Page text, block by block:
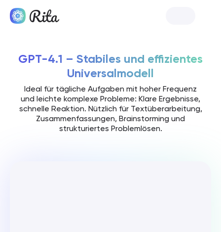
GPT-4.1 – Stabiles und effizientes
Universalmodell
Ideal für tägliche Aufgaben mit hoher Frequenz
und leichte komplexe Probleme: Klare Ergebnisse,
schnelle Reaktion. Nützlich für Textüberarbeitung,
Zusammenfassungen, Brainstorming und
strukturiertes Problemlösen.